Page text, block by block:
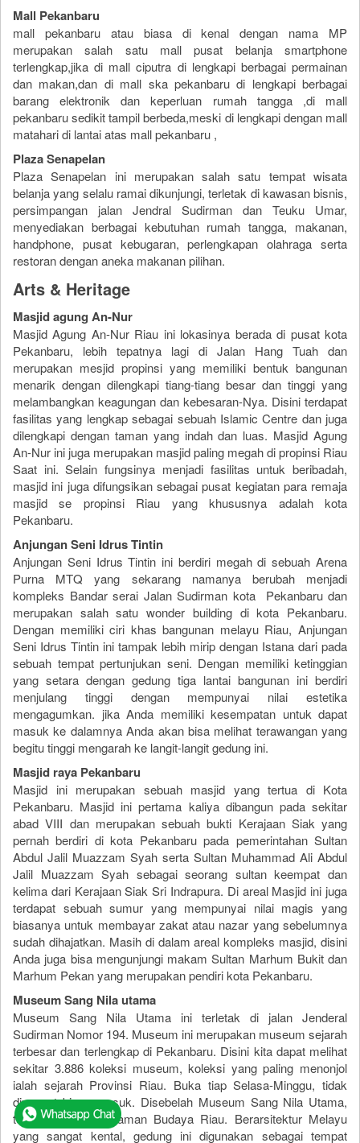
Mall Pekanbaru
mall pekanbaru atau biasa di kenal dengan nama MP
merupakan salah satu mall pusat belanja smartphone
terlengkap,jika di mall ciputra di lengkapi berbagai permainan
dan makan,dan di mall ska pekanbaru di lengkapi berbagai
barang elektronik dan keperluan rumah tangga ,di mall
pekanbaru sedikit tampil berbeda,meski di lengkapi dengan mall
matahari di lantai atas mall pekanbaru ,
Plaza Senapelan
Plaza Senapelan ini merupakan salah satu tempat wisata
belanja yang selalu ramai dikunjungi, terletak di kawasan bisnis,
persimpangan jalan Jendral Sudirman dan Teuku Umar,
menyediakan berbagai kebutuhan rumah tangga, makanan,
handphone, pusat kebugaran, perlengkapan olahraga serta
restoran dengan aneka makanan pilihan.
Arts & Heritage
Masjid agung An-Nur
Masjid Agung An-Nur Riau ini lokasinya berada di pusat kota
Pekanbaru, lebih tepatnya lagi di Jalan Hang Tuah dan
merupakan mesjid propinsi yang memiliki bentuk bangunan
menarik dengan dilengkapi tiang-tiang besar dan tinggi yang
melambangkan keagungan dan kebesaran-Nya. Disini terdapat
fasilitas yang lengkap sebagai sebuah Islamic Centre dan juga
dilengkapi dengan taman yang indah dan luas. Masjid Agung
An-Nur ini juga merupakan masjid paling megah di propinsi Riau
Saat ini. Selain fungsinya menjadi fasilitas untuk beribadah,
masjid ini juga difungsikan sebagai pusat kegiatan para remaja
masjid se propinsi Riau yang khususnya adalah kota
Pekanbaru.
Anjungan Seni Idrus Tintin
Anjungan Seni Idrus Tintin ini berdiri megah di sebuah Arena
Purna MTQ yang sekarang namanya berubah menjadi
kompleks Bandar serai Jalan Sudirman kota Pekanbaru dan
merupakan salah satu wonder building di kota Pekanbaru.
Dengan memiliki ciri khas bangunan melayu Riau, Anjungan
Seni Idrus Tintin ini tampak lebih mirip dengan Istana dari pada
sebuah tempat pertunjukan seni. Dengan memiliki ketinggian
yang setara dengan gedung tiga lantai bangunan ini berdiri
menjulang tinggi dengan mempunyai nilai estetika
mengagumkan. jika Anda memiliki kesempatan untuk dapat
masuk ke dalamnya Anda akan bisa melihat terawangan yang
begitu tinggi mengarah ke langit-langit gedung ini.
Masjid raya Pekanbaru
Masjid ini merupakan sebuah masjid yang tertua di Kota
Pekanbaru. Masjid ini pertama kaliya dibangun pada sekitar
abad VIII dan merupakan sebuah bukti Kerajaan Siak yang
pernah berdiri di kota Pekanbaru pada pemerintahan Sultan
Abdul Jalil Muazzam Syah serta Sultan Muhammad Ali Abdul
Jalil Muazzam Syah sebagai seorang sultan keempat dan
kelima dari Kerajaan Siak Sri Indrapura. Di areal Masjid ini juga
terdapat sebuah sumur yang mempunyai nilai magis yang
biasanya untuk membayar zakat atau nazar yang sebelumnya
sudah dihajatkan. Masih di dalam areal kompleks masjid, disini
Anda juga bisa mengunjungi makam Sultan Marhum Bukit dan
Marhum Pekan yang merupakan pendiri kota Pekanbaru.
Museum Sang Nila utama
Museum Sang Nila Utama ini terletak di jalan Jenderal
Sudirman Nomor 194. Museum ini merupakan museum sejarah
terbesar dan terlengkap di Pekanbaru. Disini kita dapat melihat
sekitar 3.886 koleksi museum, koleksi yang paling menonjol
ialah sejarah Provinsi Riau. Buka tiap Selasa-Minggu, tidak
dipungut biaya masuk. Disebelah Museum Sang Nila Utama,
terdapat Gedung Taman Budaya Riau. Berarsitektur Melayu
yang sangat kental, gedung ini digunakan sebagai tempat